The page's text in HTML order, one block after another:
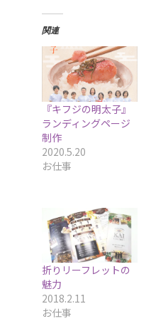
関連
『キフジの明太子』
ランディングページ
制作
2020.5.20
お仕事
折りリーフレットの
魅力
2018.2.11
お仕事